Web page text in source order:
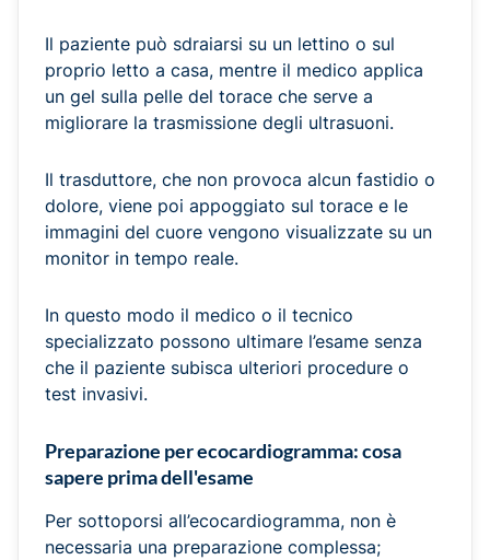
Il paziente può sdraiarsi su un lettino o sul
proprio letto a casa, mentre il medico applica
un gel sulla pelle del torace che serve a
migliorare la trasmissione degli ultrasuoni.
Il trasduttore, che non provoca alcun fastidio o
dolore, viene poi appoggiato sul torace e le
immagini del cuore vengono visualizzate su un
monitor in tempo reale.
In questo modo il medico o il tecnico
specializzato possono ultimare l’esame senza
che il paziente subisca ulteriori procedure o
test invasivi.
Preparazione per ecocardiogramma: cosa
sapere prima dell'esame
Per sottoporsi all’ecocardiogramma, non è
necessaria una preparazione complessa;